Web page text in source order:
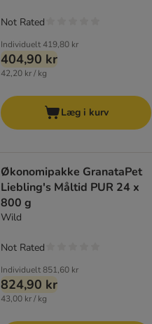
Individuelt419,80 kr
404,90 kr
42,20 kr / kg
Not Rated
Læg i kurv
Økonomipakke GranataPet
Liebling's Måltid PUR 24 x
800 g
Wild
Individuelt851,60 kr
824,90 kr
43,00 kr / kg
Not Rated